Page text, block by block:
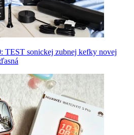
TEST sonickej zubnej kefky novej